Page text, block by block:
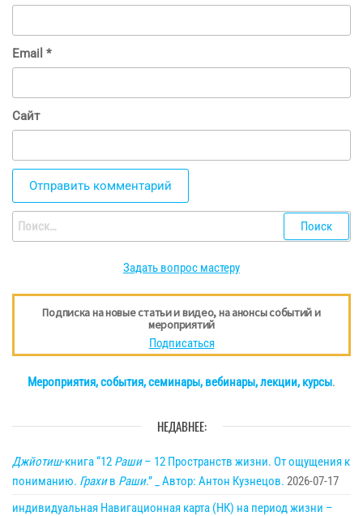
Email *
Сайт
Найти:
Задать вопрос мастеру
Подписка на новые статьи и видео, на анонсы событий и
мероприятий
Подписаться
Мероприятия, события, семинары, вебинары, лекции, курсы.
НЕДАВНЕЕ:
Джйотиш-книга “12 Раши– 12 Пространств жизни. От ощущения к
пониманию. Грахив Раши.” _ Автор: Антон Кузнецов. 2026-07-17
индивидуальная Навигационная карта (НК) на период жизни –